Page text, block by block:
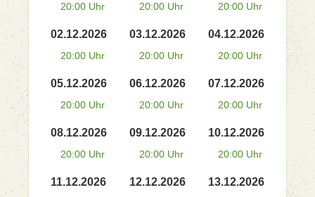
20:00 Uhr 20:00 Uhr 20:00 Uhr
02.12.2026
20:00 Uhr
03.12.2026
20:00 Uhr
04.12.2026
20:00 Uhr
05.12.2026
20:00 Uhr
06.12.2026
20:00 Uhr
07.12.2026
20:00 Uhr
08.12.2026
20:00 Uhr
09.12.2026
20:00 Uhr
10.12.2026
20:00 Uhr
11.12.2026 12.12.2026 13.12.2026